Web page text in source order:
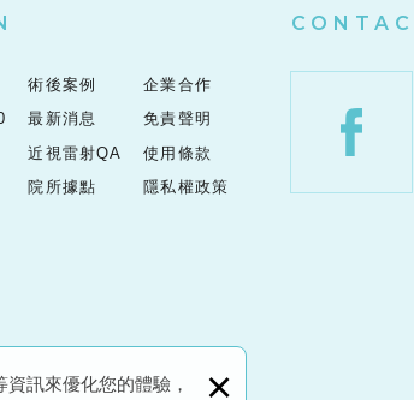
訊來優化您的體驗， ×
術後案例
最新消息
近視雷射QA
院所據點
企業合作
免責聲明
使用條款
隱私權政策